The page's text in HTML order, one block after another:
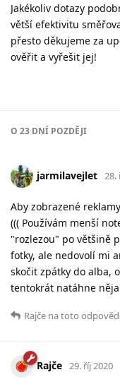
Jakékoliv dotazy
větší efektivitu
přesto děkujeme za
ověřit a vyřešit jej!
O 23 DNÍ POZDĚJI
jarmilavejlet 28.
Aby zobrazené
((( Používám menší
"rozlezou" po většině
fotky, ale nedovolí mi
skočit zpátky do alba,
tentokrát natáhne
Rajče na toto
Rajče 29. říj 2020